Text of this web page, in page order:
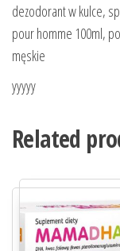
dezodorant w kulce,
pour homme 100ml,
męskie
yyyyy
Related